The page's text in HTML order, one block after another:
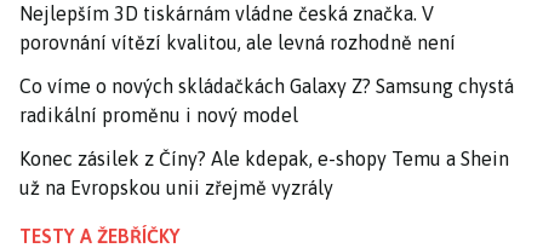
Nejlepším 3D tiskárnám vládne česká značka. V
porovnání vítězí kvalitou, ale levná rozhodně není
Co víme o nových skládačkách Galaxy Z? Samsung chystá
radikální proměnu i nový model
Konec zásilek z Číny? Ale kdepak, e-shopy Temu a Shein
už na Evropskou unii zřejmě vyzrály
TESTY A ŽEBŘÍČKY